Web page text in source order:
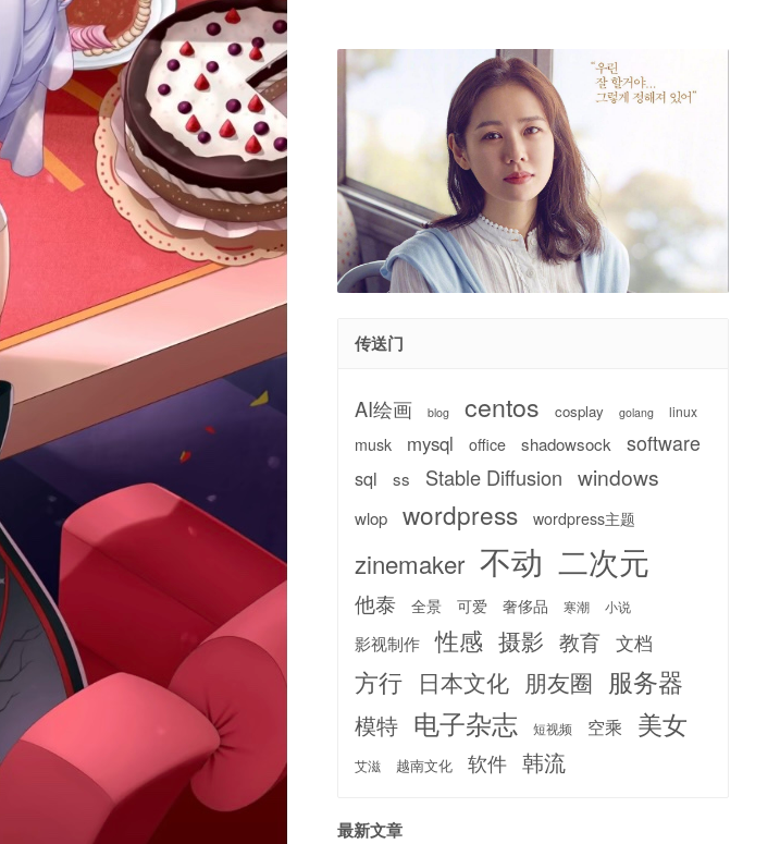
传送门
AI绘画 blog centos cosplay golang linux
musk mysql office shadowsock software
sql ss Stable Diffusion windows
wlop wordpress wordpress主题
zinemaker 不动 二次元
他泰 全景 可爱 奢侈品 寒潮 小说
影视制作 性感 摄影 教育 文档
方行 日本文化 朋友圈 服务器
模特 电子杂志 短视频 空乘 美女
艾滋 越南文化 软件 韩流
最新文章